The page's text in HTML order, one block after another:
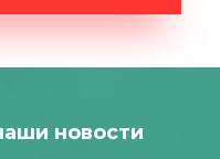
новости